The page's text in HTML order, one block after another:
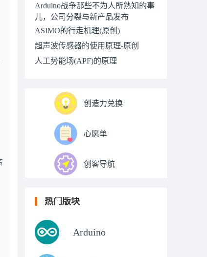
Arduino战争那些不为人所熟知的事
儿，公司分裂与新产品发布
ASIMO的行走机理(原创)
超声波传感器的使用原理-原创
人工势能场(APF)的原理
创造力兑换
心愿单
创客导航
热门版块
Arduino